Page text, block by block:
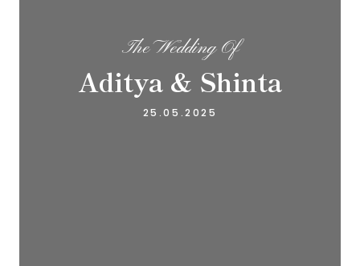
The Wedding Of
Aditya & Shinta
25.05.2025